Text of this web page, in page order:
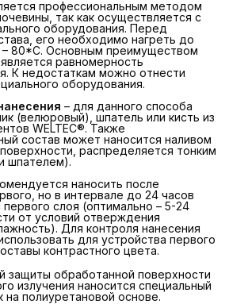
профессиональным методом
так как осуществляется с
оборудования. Перед
его необходимо нагреть до
80*С. Основным преимуществом
равномерность
К недостаткам можно отнести
оборудования.
– для данного способа
(велюровый), шпатель или кисть из
WELTEC®. Также
состав может наносится наливом
распределяется тонким
шпателем).
наносить после
но в интервале до 24 часов
слоя (оптимально – 5-24
от условий отверждения
Для контроля нанесения
для устройства первого
контрастного цвета.
защиты обработанной поверхности
излучения наносится специальный
на полиуретановой основе.